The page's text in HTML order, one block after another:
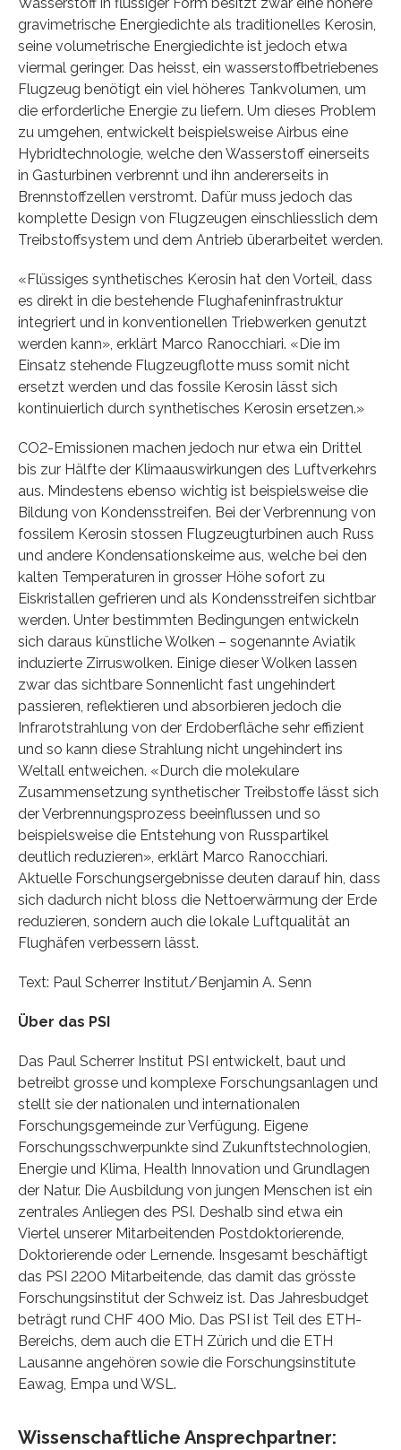
gravimetrische Energiedichte als traditionelles Kerosin,
seine volumetrische Energiedichte ist jedoch etwa
viermal geringer. Das heisst, ein wasserstoffbetriebenes
Flugzeug benötigt ein viel höheres Tankvolumen, um
die erforderliche Energie zu liefern. Um dieses Problem
zu umgehen, entwickelt beispielsweise Airbus eine
Hybridtechnologie, welche den Wasserstoff einerseits
in Gasturbinen verbrennt und ihn andererseits in
Brennstoffzellen verstromt. Dafür muss jedoch das
komplette Design von Flugzeugen einschliesslich dem
Treibstoffsystem und dem Antrieb überarbeitet werden.
«Flüssiges synthetisches Kerosin hat den Vorteil, dass
es direkt in die bestehende Flughafeninfrastruktur
integriert und in konventionellen Triebwerken genutzt
werden kann», erklärt Marco Ranocchiari. «Die im
Einsatz stehende Flugzeugflotte muss somit nicht
ersetzt werden und das fossile Kerosin lässt sich
kontinuierlich durch synthetisches Kerosin ersetzen.»
CO2-Emissionen machen jedoch nur etwa ein Drittel
bis zur Hälfte der Klimaauswirkungen des Luftverkehrs
aus. Mindestens ebenso wichtig ist beispielsweise die
Bildung von Kondensstreifen. Bei der Verbrennung von
fossilem Kerosin stossen Flugzeugturbinen auch Russ
und andere Kondensationskeime aus, welche bei den
kalten Temperaturen in grosser Höhe sofort zu
Eiskristallen gefrieren und als Kondensstreifen sichtbar
werden. Unter bestimmten Bedingungen entwickeln
sich daraus künstliche Wolken – sogenannte Aviatik
induzierte Zirruswolken. Einige dieser Wolken lassen
zwar das sichtbare Sonnenlicht fast ungehindert
passieren, reflektieren und absorbieren jedoch die
Infrarotstrahlung von der Erdoberfläche sehr effizient
und so kann diese Strahlung nicht ungehindert ins
Weltall entweichen. «Durch die molekulare
Zusammensetzung synthetischer Treibstoffe lässt sich
der Verbrennungsprozess beeinflussen und so
beispielsweise die Entstehung von Russpartikel
deutlich reduzieren», erklärt Marco Ranocchiari.
Aktuelle Forschungsergebnisse deuten darauf hin, dass
sich dadurch nicht bloss die Nettoerwärmung der Erde
reduzieren, sondern auch die lokale Luftqualität an
Flughäfen verbessern lässt.
Text: Paul Scherrer Institut/Benjamin A. Senn
Über das PSI
Das Paul Scherrer Institut PSI entwickelt, baut und
betreibt grosse und komplexe Forschungsanlagen und
stellt sie der nationalen und internationalen
Forschungsgemeinde zur Verfügung. Eigene
Forschungsschwerpunkte sind Zukunftstechnologien,
Energie und Klima, Health Innovation und Grundlagen
der Natur. Die Ausbildung von jungen Menschen ist ein
zentrales Anliegen des PSI. Deshalb sind etwa ein
Viertel unserer Mitarbeitenden Postdoktorierende,
Doktorierende oder Lernende. Insgesamt beschäftigt
das PSI 2200 Mitarbeitende, das damit das grösste
Forschungsinstitut der Schweiz ist. Das Jahresbudget
beträgt rund CHF 400 Mio. Das PSI ist Teil des ETH-
Bereichs, dem auch die ETH Zürich und die ETH
Lausanne angehören sowie die Forschungsinstitute
Eawag, Empa und WSL.
Wissenschaftliche Ansprechpartner: